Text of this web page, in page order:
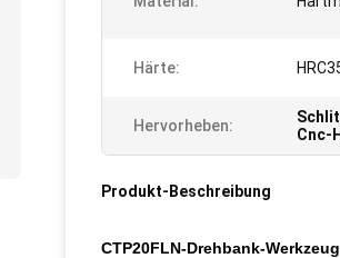
Härte:
Hervorheben:
Cnc-
Produkt-Beschreibung
CTP20FLN-Drehbank-